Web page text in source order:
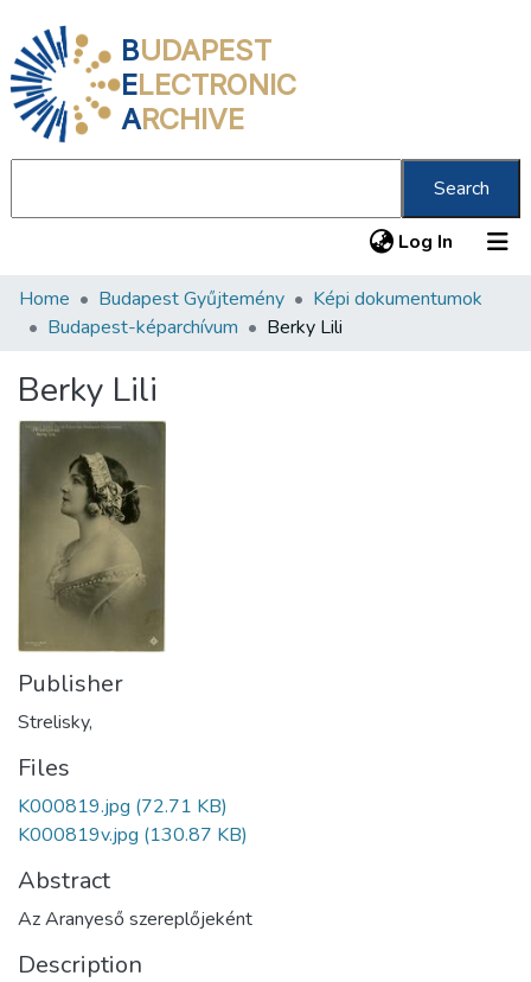
BUDAPEST
ELECTRONIC
ARCHIVE
Search
Log In (current)
Communities & Collections
Statistics
About us
Home Budapest Gyűjtemény
Képi dokumentumok
Budapest-képarchívum
Berky Lili
Berky Lili
Publisher
Strelisky,
Files
K000819.jpg (72.71 KB)
K000819v.jpg (130.87 KB)
Abstract
Az Aranyeső szereplőjeként
Description